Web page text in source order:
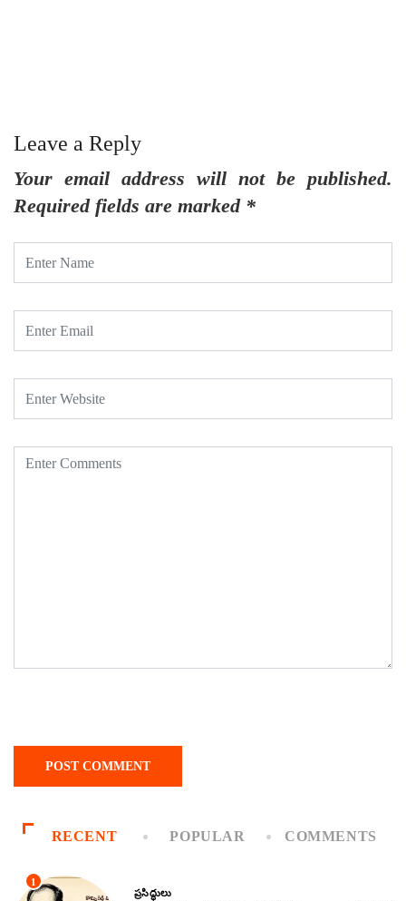
Leave a Reply
Your email address will not be published.
Required fields are marked *
RECENT POPULAR COMMENTS
1
ప్రసిద్ధులు